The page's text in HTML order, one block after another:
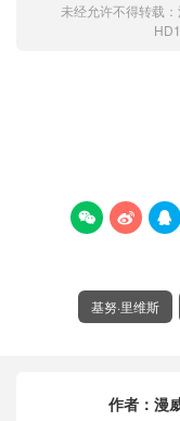
未经允许不得转载：
  
基努·里维斯
作者： 漫